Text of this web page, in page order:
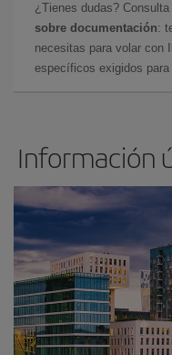
¿Tienes dudas?
sobre documentación:
necesitas para volar con
específicos exigidos
Información